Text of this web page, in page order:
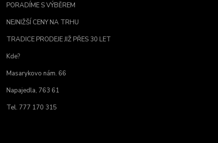
PORADÍME S VÝBĚREM
NEJNIŽŠÍ CENY NA TRHU
TRADICE PRODEJE JIŽ PŘES 30 LET
Kde?
Masarykovo nám. 66
Napajedla, 763 61
Tel. 777 170 315